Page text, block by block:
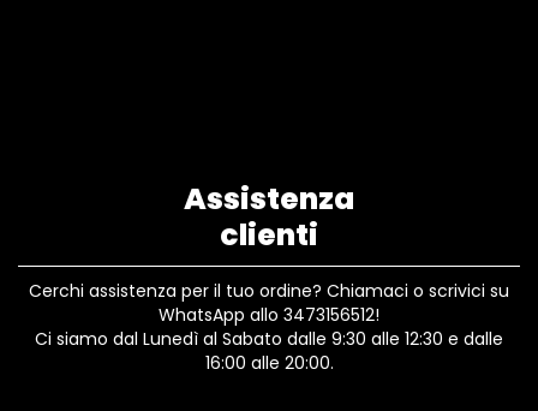
Assistenza
clienti
Cerchi assistenza per il tuo ordine? Chiamaci o scrivici su
WhatsApp allo 3473156512!
Ci siamo dal Lunedì al Sabato dalle 9:30 alle 12:30 e dalle
16:00 alle 20:00.